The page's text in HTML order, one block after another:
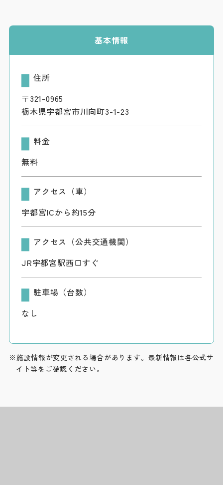
基本情報
住所
〒321-0965
栃木県宇都宮市川向町3-1-23
料金
無料
アクセス（車）
宇都宮ICから約15分
アクセス（公共交通機関）
JR宇都宮駅西口すぐ
駐車場（台数）
なし
※施設情報が変更される場合があります。最新情報は各公式サ
イト等をご確認ください。